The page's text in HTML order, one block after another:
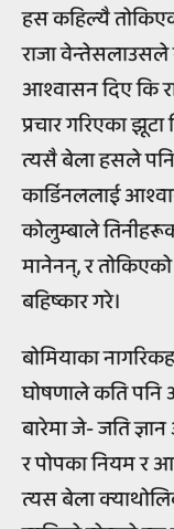
हस कहिल्यै
राजा वेन्तेसलाउसले
आश्वासन दिए कि
प्रचार गरिएका
त्यसै बेला हसले पनि
कार्डिनललाई
कोलुम्बाले
मानेनन्, र
बहिष्कार गरे।
बोमियाका
घोषणाले कति पनि
बारेमा जे- जति
र पोपका नियम र
त्यस बेला